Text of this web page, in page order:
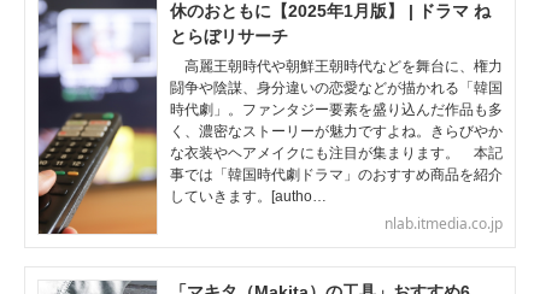
休のおともに【2025年1月版】 | ドラマ ね
とらぼリサーチ
高麗王朝時代や朝鮮王朝時代などを舞台に、権力
闘争や陰謀、身分違いの恋愛などが描かれる「韓国
時代劇」。ファンタジー要素を盛り込んだ作品も多
く、濃密なストーリーが魅力ですよね。きらびやか
な衣装やヘアメイクにも注目が集まります。 本記
事では「韓国時代劇ドラマ」のおすすめ商品を紹介
していきます。[autho…
nlab.itmedia.co.jp